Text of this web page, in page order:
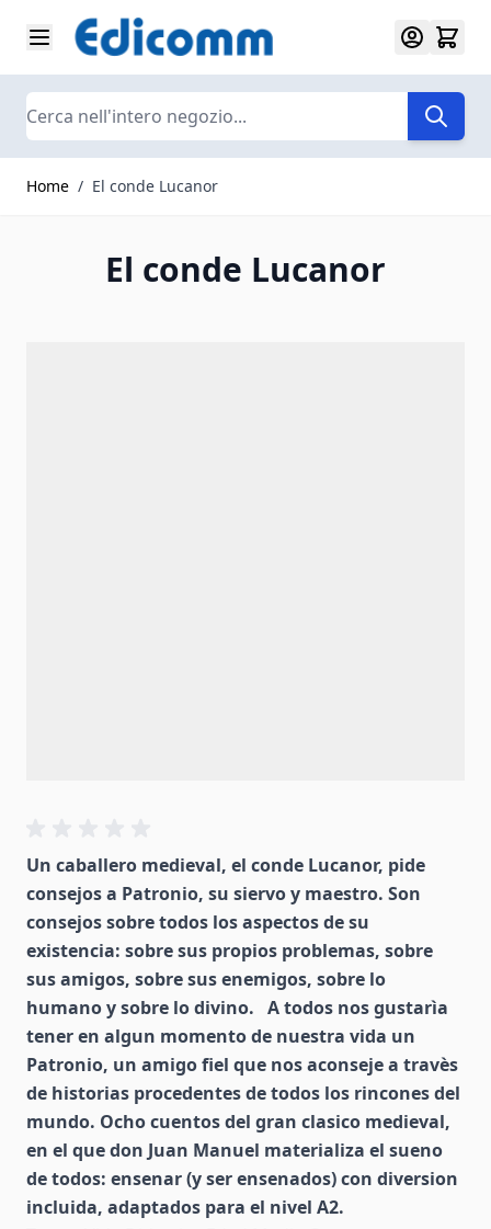
Salta al contenuto
Search
Home / El conde Lucanor
El conde Lucanor
Un caballero medieval, el conde Lucanor, pide
consejos a Patronio, su siervo y maestro. Son
consejos sobre todos los aspectos de su
existencia: sobre sus propios problemas, sobre
sus amigos, sobre sus enemigos, sobre lo
humano y sobre lo divino. A todos nos gustarìa
tener en algun momento de nuestra vida un
Patronio, un amigo fiel que nos aconseje a travès
de historias procedentes de todos los rincones del
mundo. Ocho cuentos del gran clasico medieval,
en el que don Juan Manuel materializa el sueno
de todos: ensenar (y ser ensenados) con diversion
incluida, adaptados para el nivel A2.